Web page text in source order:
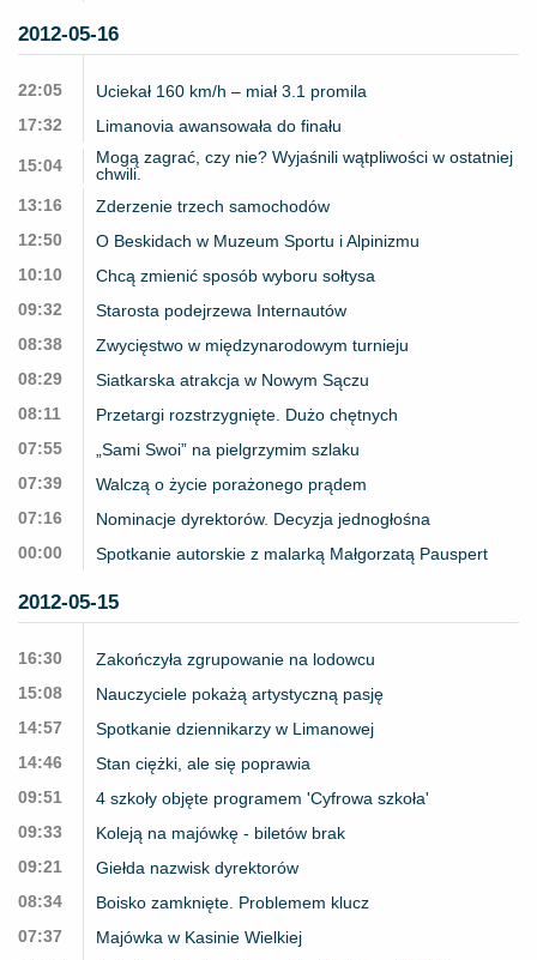
2012-05-16
22:05
Uciekał 160 km/h – miał 3.1 promila
17:32
Limanovia awansowała do finału
15:04
Mogą zagrać, czy nie? Wyjaśnili wątpliwości w ostatniej
chwili.
13:16
Zderzenie trzech samochodów
12:50
O Beskidach w Muzeum Sportu i Alpinizmu
10:10
Chcą zmienić sposób wyboru sołtysa
09:32
Starosta podejrzewa Internautów
08:38
Zwycięstwo w międzynarodowym turnieju
08:29
Siatkarska atrakcja w Nowym Sączu
08:11
Przetargi rozstrzygnięte. Dużo chętnych
07:55
„Sami Swoi” na pielgrzymim szlaku
07:39
Walczą o życie porażonego prądem
07:16
Nominacje dyrektorów. Decyzja jednogłośna
00:00
Spotkanie autorskie z malarką Małgorzatą Pauspert
2012-05-15
16:30
Zakończyła zgrupowanie na lodowcu
15:08
Nauczyciele pokażą artystyczną pasję
14:57
Spotkanie dziennikarzy w Limanowej
14:46
Stan ciężki, ale się poprawia
09:51
4 szkoły objęte programem 'Cyfrowa szkoła'
09:33
Koleją na majówkę - biletów brak
09:21
Giełda nazwisk dyrektorów
08:34
Boisko zamknięte. Problemem klucz
07:37
Majówka w Kasinie Wielkiej